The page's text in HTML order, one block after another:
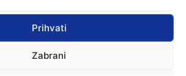
Prihvati
Zabrani
Aktualno
Za dva tjedna započinje još jedna
Divlja liga